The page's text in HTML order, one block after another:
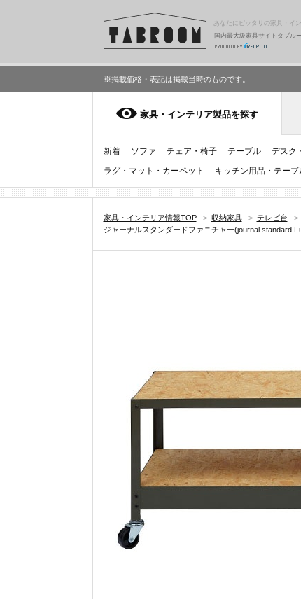
あなたにピッタリの家具・イ
国内最大級家具サイトタブル
※掲載価格・表記は掲載当時のものです。
家具・インテリア製品を探す
新着 ソファ チェア・椅子 テーブル デスク
ラグ・マット・カーペット
キッチン用品・テーブ
家具・インテリア情報TOP > 収納家具 > テレビ台 >
ジャーナルスタンダードファニチャー(journal standard